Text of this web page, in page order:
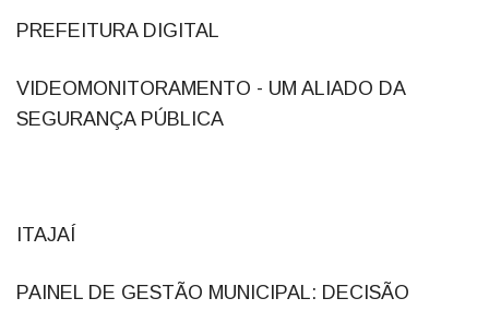
PREFEITURA DIGITAL
VIDEOMONITORAMENTO - UM ALIADO DA
SEGURANÇA PÚBLICA
ITAJAÍ
PAINEL DE GESTÃO MUNICIPAL: DECISÃO